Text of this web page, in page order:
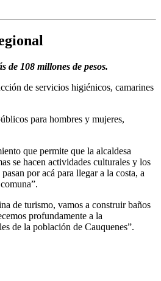
108 millones de pesos.
de servicios higiénicos, camarines
para hombres y mujeres,
que permite que la alcaldesa
se hacen actividades culturales y los
por acá para llegar a la costa, a
de turismo, vamos a construir baños
profundamente a la
de la población de Cauquenes”.